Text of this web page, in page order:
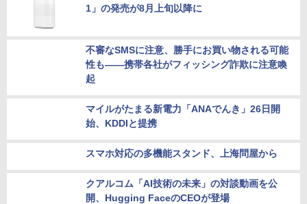
1」の発売が8月上旬以降に
不審なSMSに注意、勝手にお買い物される可能
性も――携帯各社がフィッシング詐欺に注意喚
起
マイルがたまる新電力「ANAでんき」26日開
始、KDDIと提携
スマホ対応の多機能スタンド、上海問屋から
クアルコム「AI技術の未来」の対談動画を公
開、Hugging FaceのCEOが登場